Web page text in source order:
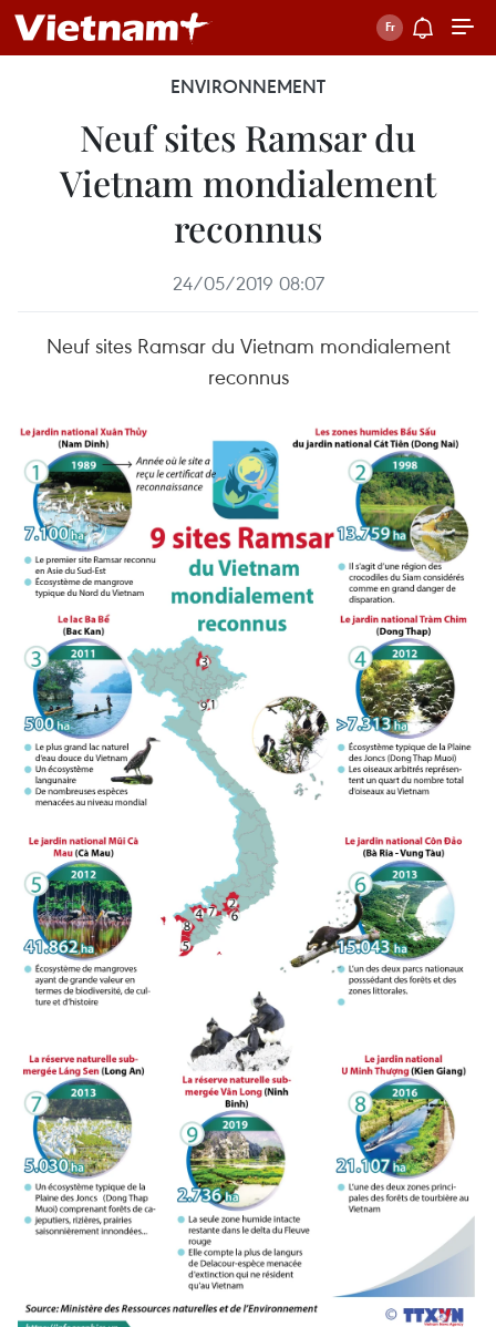
ENVIRONNEMENT
Neuf sites Ramsar du
Vietnam mondialement
reconnus
24/05/2019 08:07
Neuf sites Ramsar du Vietnam mondialement
reconnus